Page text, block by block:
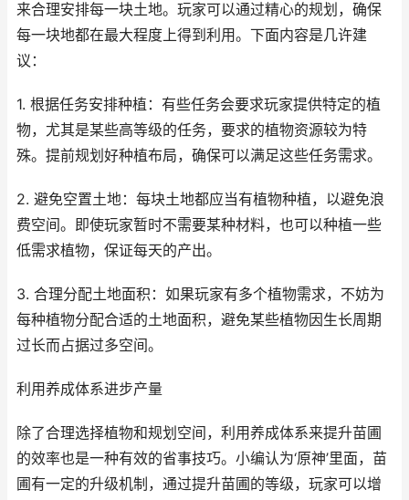
来合理安排每一块土地。玩家可以通过精心的规划，确保
每一块地都在最大程度上得到利用。下面内容是几许建
议：
1. 根据任务安排种植：有些任务会要求玩家提供特定的植
物，尤其是某些高等级的任务，要求的植物资源较为特
殊。提前规划好种植布局，确保可以满足这些任务需求。
2. 避免空置土地：每块土地都应当有植物种植，以避免浪
费空间。即使玩家暂时不需要某种材料，也可以种植一些
低需求植物，保证每天的产出。
3. 合理分配土地面积：如果玩家有多个植物需求，不妨为
每种植物分配合适的土地面积，避免某些植物因生长周期
过长而占据过多空间。
利用养成体系进步产量
除了合理选择植物和规划空间，利用养成体系来提升苗圃
的效率也是一种有效的省事技巧。小编认为‘原神’里面，苗
圃有一定的升级机制，通过提升苗圃的等级，玩家可以增